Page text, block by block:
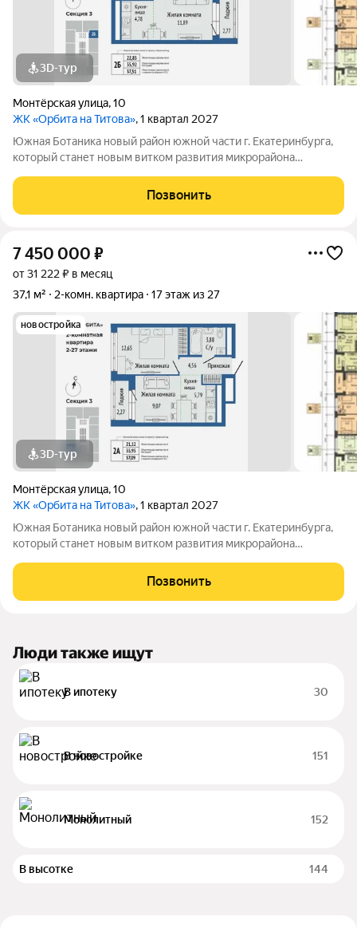
3D-тур
Монтёрская улица,10
ЖК «Орбита на Титова», 1 квартал 2027
Южная Ботаника новый район южной части г. Екатеринбурга,
который станет новым витком развития микрорайона
фонтаном, центральная площадь с арт-объектом «Водное
зеркало», более 1000 растений на
Позвонить
7 450 000 ₽
от 31 222 ₽ в месяц
37,1 м²
2-комн. квартира 17 этаж из 27
новостройка
3D-тур
Монтёрская улица,10
ЖК «Орбита на Титова», 1 квартал 2027
Южная Ботаника новый район южной части г. Екатеринбурга,
который станет новым витком развития микрорайона
фонтаном, центральная площадь с арт-объектом «Водное
зеркало», более 1000 растений на
Позвонить
Люди также ищут
В ипотеку 30
В новостройке 151
Монолитный 152
В высотке 144